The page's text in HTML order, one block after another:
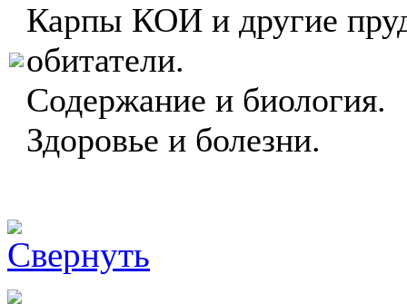
Карпы КОИ и другие
обитатели.
Содержание и биология.
Здоровье и болезни.